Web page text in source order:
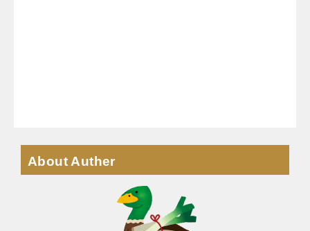
About Auther